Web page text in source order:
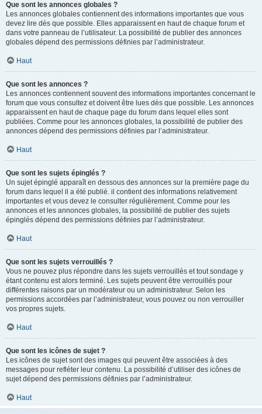
Que sont les annonces globales ?
Les annonces globales contiennent des informations importantes que vous
devez lire dès que possible. Elles apparaissent en haut de chaque forum et
dans votre panneau de l’utilisateur. La possibilité de publier des annonces
globales dépend des permissions définies par l’administrateur.
Haut
Que sont les annonces ?
Les annonces contiennent souvent des informations importantes concernant le
forum que vous consultez et doivent être lues dès que possible. Les annonces
apparaissent en haut de chaque page du forum dans lequel elles sont
publiées. Comme pour les annonces globales, la possibilité de publier des
annonces dépend des permissions définies par l’administrateur.
Haut
Que sont les sujets épinglés ?
Un sujet épinglé apparaît en dessous des annonces sur la première page du
forum dans lequel il a été publié. il contient des informations relativement
importantes et vous devez le consulter régulièrement. Comme pour les
annonces et les annonces globales, la possibilité de publier des sujets
épinglés dépend des permissions définies par l’administrateur.
Haut
Que sont les sujets verrouillés ?
Vous ne pouvez plus répondre dans les sujets verrouillés et tout sondage y
étant contenu est alors terminé. Les sujets peuvent être verrouillés pour
différentes raisons par un modérateur ou un administrateur. Selon les
permissions accordées par l’administrateur, vous pouvez ou non verrouiller
vos propres sujets.
Haut
Que sont les icônes de sujet ?
Les icônes de sujet sont des images qui peuvent être associées à des
messages pour refléter leur contenu. La possibilité d’utiliser des icônes de
sujet dépend des permissions définies par l’administrateur.
Haut